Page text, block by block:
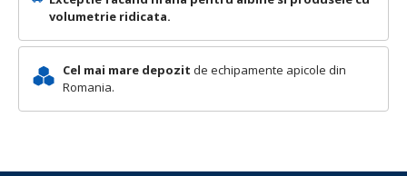
volumetrie ridicata.
Cel mai mare depozit de echipamente apicole din
Romania.